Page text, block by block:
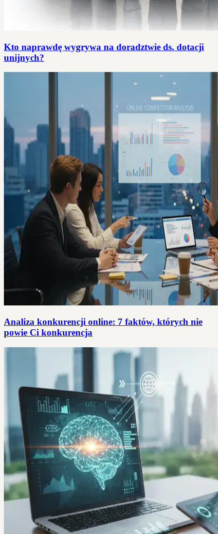
Kto naprawdę wygrywa na doradztwie ds. dotacji
unijnych?
Analiza konkurencji online: 7 faktów, których nie
powie Ci konkurencja